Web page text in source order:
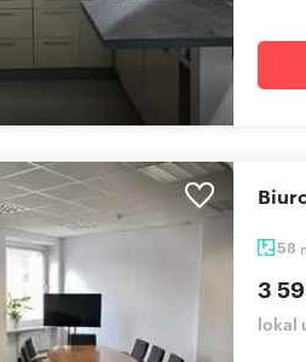
58
3
lokal